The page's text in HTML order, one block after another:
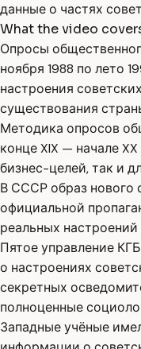
данные о частях
What the video
Опросы
ноября 1988 по лето
настроения
существования
Методика опросов
конце XIX — начале
бизнес-целей, так и
В СССР образ нового
официальной
реальных настроений
Пятое управление
о настроениях
секретных
полноценные
Западные учёные